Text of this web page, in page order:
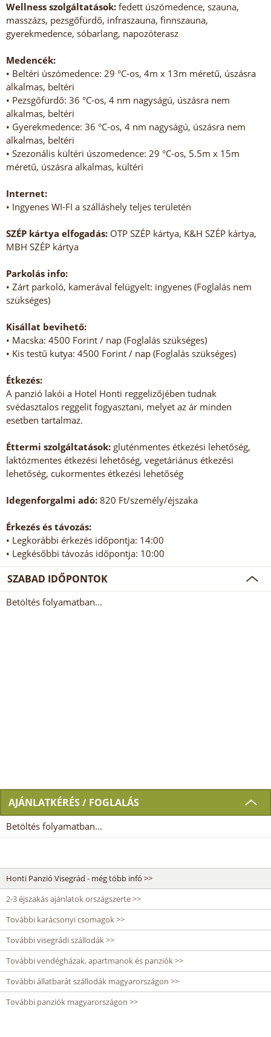
Wellness szolgáltatások: fedett úszómedence, szauna,
masszázs, pezsgőfürdő, infraszauna, finnszauna,
gyerekmedence, sóbarlang, napozóterasz
Medencék:
• Beltéri úszómedence: 29 °C-os, 4m x 13m méretű, úszásra
alkalmas, beltéri
• Pezsgőfürdő: 36 °C-os, 4 nm nagyságú, úszásra nem
alkalmas, beltéri
• Gyerekmedence: 36 °C-os, 4 nm nagyságú, úszásra nem
alkalmas, beltéri
• Szezonális kültéri úszomedence: 29 °C-os, 5.5m x 15m
méretű, úszásra alkalmas, kültéri
Internet:
• Ingyenes WI-FI a szálláshely teljes területén
SZÉP kártya elfogadás: OTP SZÉP kártya, K&H SZÉP kártya,
MBH SZÉP kártya
Parkolás info:
• Zárt parkoló, kamerával felügyelt: ingyenes (Foglalás nem
szükséges)
Kisállat bevihető:
• Macska: 4500 Forint / nap (Foglalás szükséges)
• Kis testű kutya: 4500 Forint / nap (Foglalás szükséges)
Étkezés:
A panzió lakói a Hotel Honti reggelizőjében tudnak
svédasztalos reggelit fogyasztani, melyet az ár minden
esetben tartalmaz.
Éttermi szolgáltatások: gluténmentes étkezési lehetőség,
laktózmentes étkezési lehetőség, vegetáriánus étkezési
lehetőség, cukormentes étkezési lehetőség
Idegenforgalmi adó: 820 Ft/személy/éjszaka
Érkezés és távozás:
• Legkorábbi érkezés időpontja: 14:00
• Legkésőbbi távozás időpontja: 10:00
SZABAD IDŐPONTOK
Betöltés folyamatban...
AJÁNLATKÉRÉS / FOGLALÁS
Betöltés folyamatban...
Honti Panzió Visegrád - még több infó >>
2-3 éjszakás ajánlatok országszerte >>
További karácsonyi csomagok >>
További visegrádi szállodák >>
További vendégházak, apartmanok és panziók >>
További állatbarát szállodák magyarországon >>
További panziók magyarországon >>